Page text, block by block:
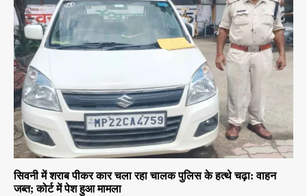
सिवनी में शराब पीकर कार चला रहा चालक पुलिस के हत्थे चढ़ा: वाहन
जब्त; कोर्ट में पेश हुआ मामला